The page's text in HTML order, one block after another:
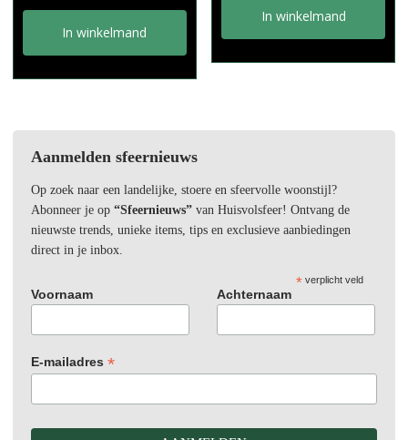
In winkelmand
In winkelmand
Aanmelden sfeernieuws
Op zoek naar een landelijke, stoere en sfeervolle woonstijl?
Abonneer je op “Sfeernieuws”van Huisvolsfeer! Ontvang de
nieuwste trends, unieke items, tips en exclusieve aanbiedingen
direct in je inbox.
*verplicht veld
Voornaam Achternaam
E-mailadres *